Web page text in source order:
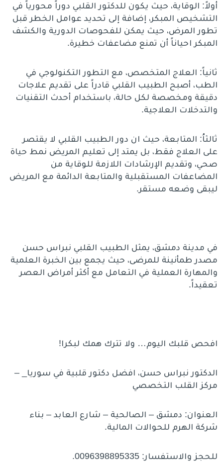
أولاً: الوقاية، حيث يكون للدكتور القلبي دوراً محورياً في
التشخيص المبكر، إضافة إلى تحديد عوامل الخطر قبل
تطور المرض، حيث يمكن للفحوصات الدورية والكشف
المبكر احياناً أن تمنع مضاعفات خطيرة.
ثانياً: العلاج المتخصص، مع التطور التكنولوجي في
الطب، أصبح الطبيب القلبي قادراً على تقديم علاجات
دقيقة ومخصصة لكل حالة، باستخدام أحدث التقنيات
والتدخلات العلاجية.
ثالثاُ: المتابعة، حيث ان دور الطبيب القلبي لا يقتصر
على العلاج فقط، بل يمتد إلى تعليم المريض نمط حياة
صحي، وتقديم الإرشادات اللازمة للوقاية من
المضاعفات المستقبلية والمتابعة الدائمة مع المريض
ليبقى وضعه مستقر.
في مدينة دمشق، يمثل الطبيب القلبي نبراس حسن
مصدر طمأنينة للمرضى، حيث يجمع بين الخبرة العلمية
والمهارة العملية في التعامل مع أكثر أمراض العصر
تعقيداً.
افحص قلبك اليوم… ولا تترك همك لبكرا!
الدكتور نبراس حسن، افضل دكتور قلبية في سوريا_ –
مركز القلب التخصصي
العنوان: دمشق – الصالحية – شارع العابد – بناء
شركة الهرم للحوالات المالية.
للحجز والاستفسار: 0096398895335.